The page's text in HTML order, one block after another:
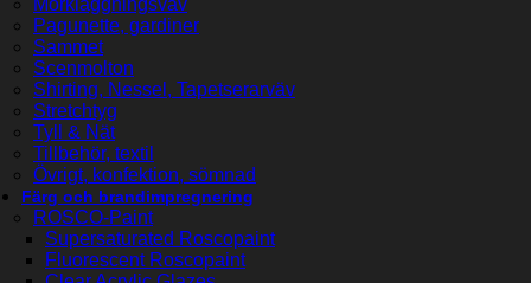
Mörkläggningsväv
Pagunette, gardiner
Sammet
Scenmolton
Shirting, Nessel, Tapetserarväv
Stretchtyg
Tyll & Nät
Tillbehör, textil
Övrigt, konfektion, sömnad
Färg och brandimpregnering
ROSCO-Paint
Supersaturated Roscopaint
Fluorescent Roscopaint